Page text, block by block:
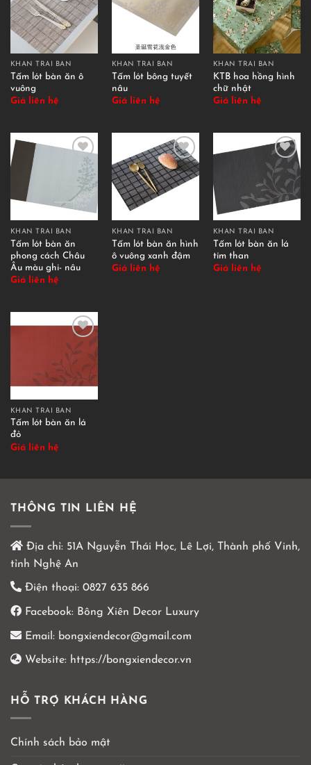
KHĂN TRẢI BÀN
Tấm lót bàn ăn ô
vuông
Giá liên hệ
KHĂN TRẢI BÀN
Tấm lót bông tuyết
nâu
Giá liên hệ
KHĂN TRẢI BÀN
KTB hoa hồng hình
chữ nhật
Giá liên hệ
KHĂN TRẢI BÀN
Tấm lót bàn ăn
phong cách Châu
Âu màu ghi- nâu
Giá liên hệ
KHĂN TRẢI BÀN
Tấm lót bàn ăn hình
ô vuông xanh đậm
Giá liên hệ
KHĂN TRẢI BÀN
Tấm lót bàn ăn lá
tím than
Giá liên hệ
KHĂN TRẢI BÀN
Tấm lót bàn ăn lá
đỏ
Giá liên hệ
THÔNG TIN LIÊN HỆ
Địa chỉ: 51A Nguyễn Thái Học, Lê Lợi, Thành phố Vinh,
tỉnh Nghệ An
Điện thoại: 0827 635 866
Facebook: Bông Xiên Decor Luxury
Email: bongxiendecor@gmail.com
Website: https://bongxiendecor.vn
HỖ TRỢ KHÁCH HÀNG
Chính sách bảo mật